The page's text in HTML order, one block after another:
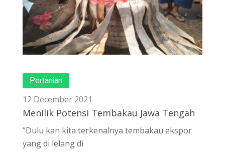
Pertanian
12 December 2021
Menilik Potensi Tembakau Jawa Tengah
“Dulu kan kita terkenalnya tembakau ekspor
yang di lelang di